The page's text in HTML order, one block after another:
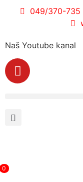
049/370-735
Naš Youtube kanal
0